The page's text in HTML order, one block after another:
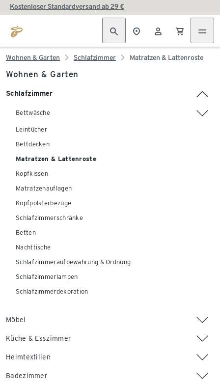
Kostenloser Standardversand ab 29 €
Wohnen & Garten Schlafzimmer Matratzen & Lattenroste
Wohnen & Garten
Schlafzimmer
Bettwäsche
Leintücher
Bettdecken
Matratzen & Lattenroste
Kopfkissen
Matratzenauflagen
Kopfpolsterbezüge
Schlafzimmerschränke
Betten
Nachttische
Schlafzimmeraufbewahrung & Ordnung
Schlafzimmerlampen
Schlafzimmerdekoration
Möbel
Küche & Esszimmer
Heimtextilien
Badezimmer